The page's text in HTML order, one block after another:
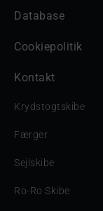
Database
Cookiepolitik
Kontakt
Krydstogtskibe
Færger
Sejlskibe
Ro-Ro Skibe